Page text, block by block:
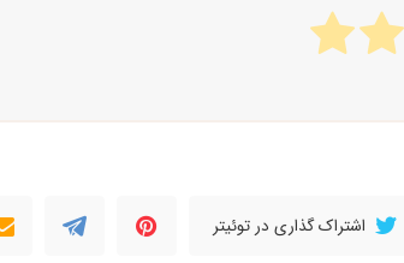
اشتراک گذاری در توئیتر